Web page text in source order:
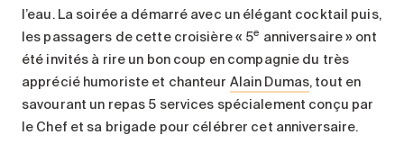
l’eau. La soirée a démarré avec un élégant cocktail puis,
les passagers de cette croisière « 5e anniversaire » ont
été invités à rire un bon coup en compagnie du très
apprécié humoriste et chanteur Alain Dumas, tout en
savourant un repas 5 services spécialement conçu par
le Chef et sa brigade pour célébrer cet anniversaire.